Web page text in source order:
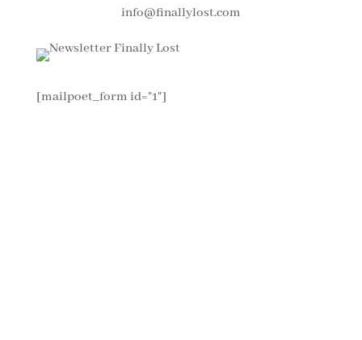
info@finallylost.com
[mailpoet_form id="1"]